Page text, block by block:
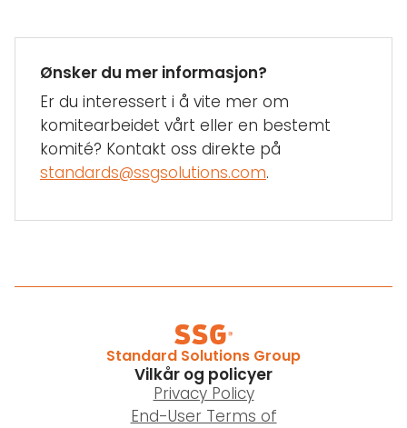
Ønsker du mer informasjon?
Er du interessert i å vite mer om
komitearbeidet vårt eller en bestemt
komité? Kontakt oss direkte på
standards@ssgsolutions.com.
Standard Solutions Group
Vilkår og policyer
Privacy Policy
End-User Terms of